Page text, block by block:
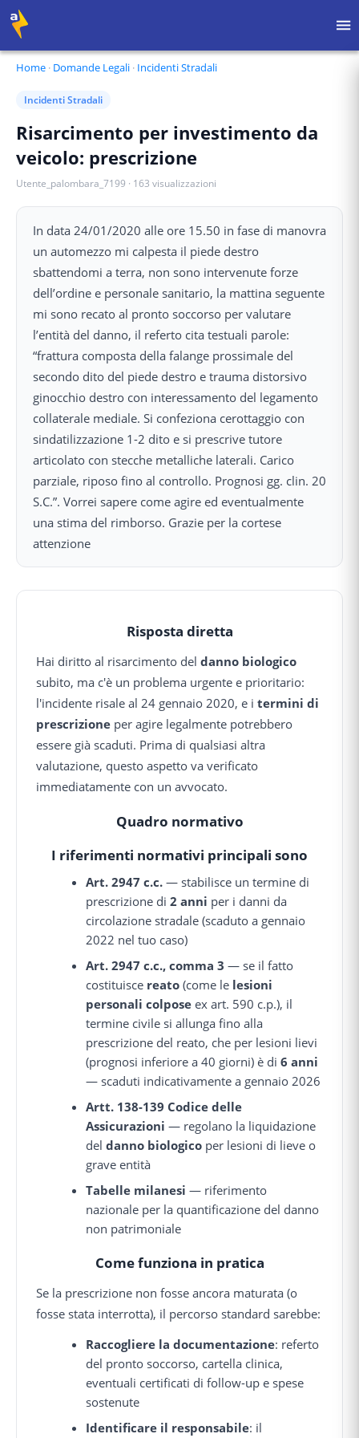
Home · Domande Legali · Incidenti Stradali
Incidenti Stradali
Risarcimento per investimento da
veicolo: prescrizione
Utente_palombara_7199 · 163 visualizzazioni
In data 24/01/2020 alle ore 15.50 in fase di manovra
un automezzo mi calpesta il piede destro
sbattendomi a terra, non sono intervenute forze
dell’ordine e personale sanitario, la mattina seguente
mi sono recato al pronto soccorso per valutare
l’entità del danno, il referto cita testuali parole:
“frattura composta della falange prossimale del
secondo dito del piede destro e trauma distorsivo
ginocchio destro con interessamento del legamento
collaterale mediale. Si confeziona cerottaggio con
sindatilizzazione 1-2 dito e si prescrive tutore
articolato con stecche metalliche laterali. Carico
parziale, riposo fino al controllo. Prognosi gg. clin. 20
S.C.”. Vorrei sapere come agire ed eventualmente
una stima del rimborso. Grazie per la cortese
attenzione
Risposta diretta
Hai diritto al risarcimento del danno biologico
subito, ma c'è un problema urgente e prioritario:
l'incidente risale al 24 gennaio 2020, e i termini di
prescrizione per agire legalmente potrebbero
essere già scaduti. Prima di qualsiasi altra
valutazione, questo aspetto va verificato
immediatamente con un avvocato.
Quadro normativo
I riferimenti normativi principali sono
Art. 2947 c.c. — stabilisce un termine di
prescrizione di2 anni per i danni da
circolazione stradale (scaduto a gennaio
2022 nel tuo caso)
Art. 2947 c.c., comma 3 — se il fatto
costituisce reato (come le lesioni
personali colpose ex art. 590 c.p.), il
termine civile si allunga fino alla
prescrizione del reato, che per lesioni lievi
(prognosi inferiore a 40 giorni) è di6 anni
— scaduti indicativamente a gennaio 2026
Artt. 138-139 Codice delle
Assicurazioni — regolano la liquidazione
deldanno biologico per lesioni di lieve o
grave entità
Tabelle milanesi — riferimento
nazionale per la quantificazione del danno
non patrimoniale
Come funziona in pratica
Se la prescrizione non fosse ancora maturata (o
fosse stata interrotta), il percorso standard sarebbe:
Raccogliere la documentazione: referto
del pronto soccorso, cartella clinica,
eventuali certificati di follow-up e spese
sostenute
Identificare il responsabile: il